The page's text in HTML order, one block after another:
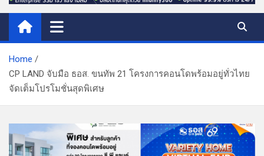
e
t
Home
CP LAND จับมือ ธอส. ขนทัพ 21 โครงการคอนโดพร้อมอยู่ทั่วไทย
จัดเต็มโปรโมชั่นสุดพิเศษ